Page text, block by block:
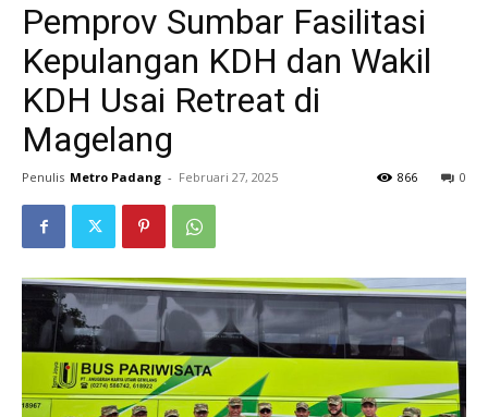
Pemprov Sumbar Fasilitasi
Kepulangan KDH dan Wakil
KDH Usai Retreat di
Magelang
Penulis Metro Padang - Februari 27, 2025 0
866